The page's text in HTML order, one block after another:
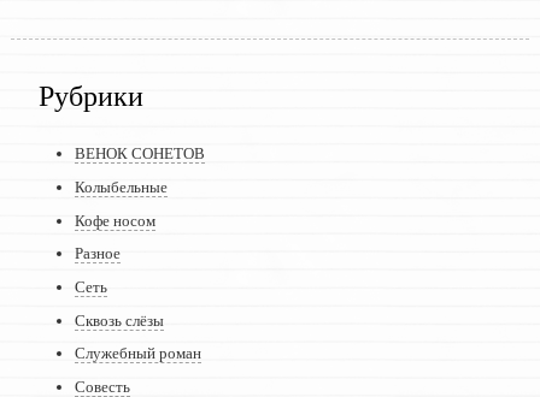
Рубрики
ВЕНОК СОНЕТОВ
Колыбельные
Кофе носом
Разное
Сеть
Сквозь слёзы
Служебный роман
Совесть